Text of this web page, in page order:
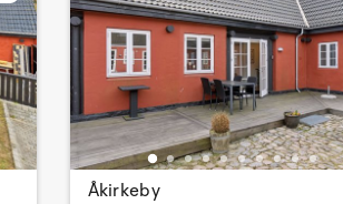
Åkirkeby